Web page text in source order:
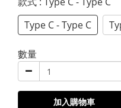
Type C - Type C
數量
加入購物車